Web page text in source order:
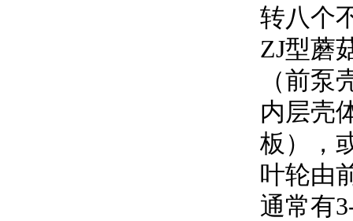
转八个
ZJ型蘑
（前泵
内层壳
板）
叶轮由前
通常有3-